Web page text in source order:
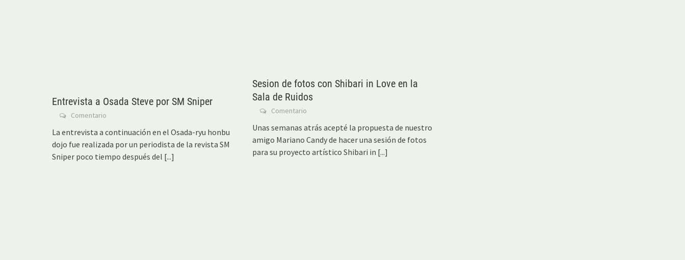
Entrevista a Osada Steve por SM Sniper
Comentario
La entrevista a continuación en el Osada-ryu honbu
dojo fue realizada por un periodista de la revista SM
Sniper poco tiempo después del [...]
Sesion de fotos con Shibari in Love en la
Sala de Ruidos
Comentario
Unas semanas atrás acepté la propuesta de nuestro
amigo Mariano Candy de hacer una sesión de fotos
para su proyecto artístico Shibari in [...]